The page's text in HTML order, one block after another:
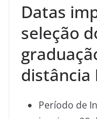
Datas
seleção
distância
Período de